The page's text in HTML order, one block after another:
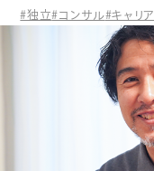
#独立#コンサル#キャリア